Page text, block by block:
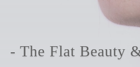
- The Flat Beauty